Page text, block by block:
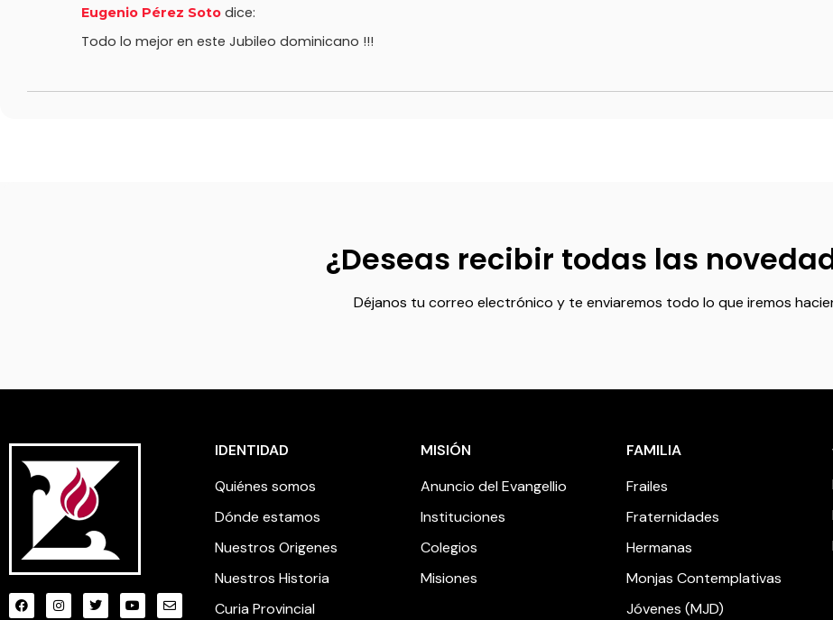
Eugenio Pérez Soto dice:
Todo lo mejor en este Jubileo dominicano !!!
¿Deseas recibir todas las
Déjanos tu correo electrónico y te enviaremos todo lo que iremos
IDENTIDAD
Quiénes somos
Dónde estamos
Nuestros Origenes
Nuestros Historia
Curia Provincial
MISIÓN
Anuncio del Evangellio
Instituciones
Colegios
Misiones
FAMILIA
Frailes
Fraternidades
Hermanas
Monjas Contemplativas
Jóvenes (MJD)